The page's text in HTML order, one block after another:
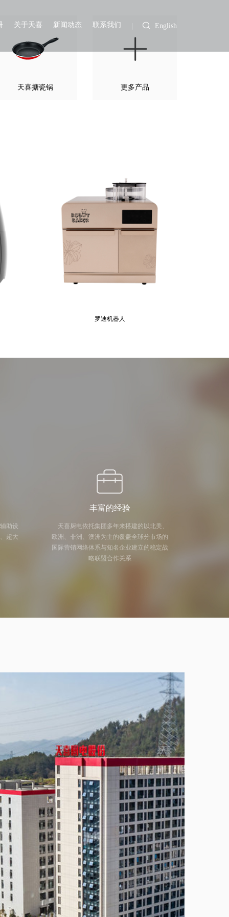
关于天喜 新闻动态 联系我们 English
天喜搪瓷锅 更多产品
罗迪机器人
助设
超大
丰富的经验
天喜厨电依托集团多年来搭建的以北美、
欧洲、非洲、澳洲为主的覆盖全球分市场的
国际营销网络体系与知名企业建立的稳定战
略联盟合作关系